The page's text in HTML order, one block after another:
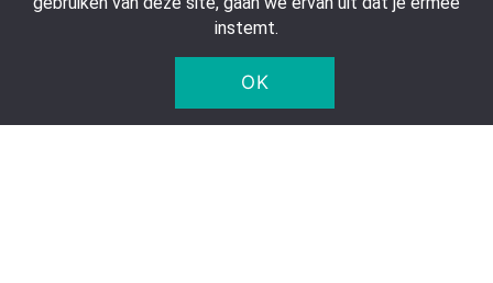
© 2005 - 2026 Five Star Trading Holland - Alle prijzen zijn
exclusief BTW en verzendkosten.
instemt.
OK